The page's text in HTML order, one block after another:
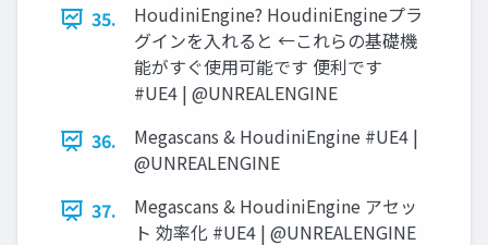
35.
HoudiniEngine? HoudiniEngineプラ
グインを入れると ←これらの基礎機
能がすぐ使用可能です 便利です
#UE4 | @UNREALENGINE
36.
Megascans & HoudiniEngine #UE4 |
@UNREALENGINE
37.
Megascans & HoudiniEngine アセッ
ト 効率化 #UE4 | @UNREALENGINE